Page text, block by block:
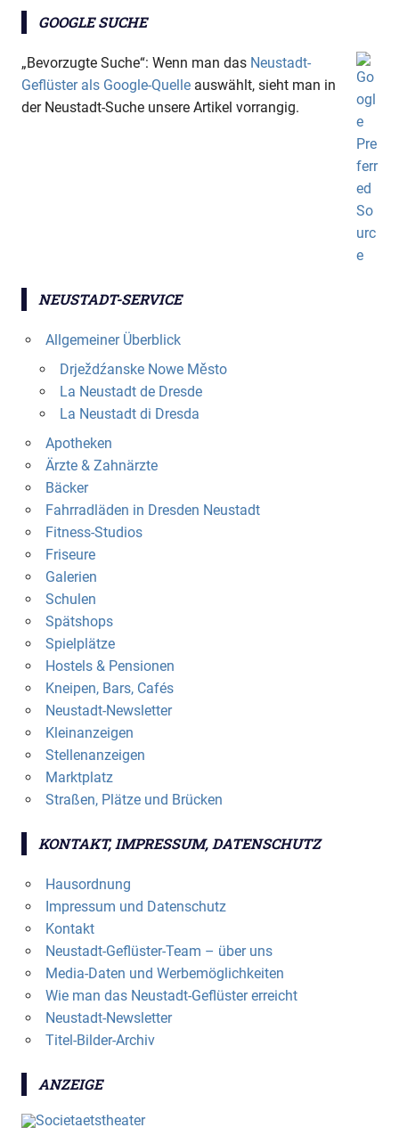
GOOGLE SUCHE
„Bevorzugte Suche“: Wenn man das Neustadt-
Geflüster als Google-Quelle auswählt, sieht man in
der Neustadt-Suche unsere Artikel vorrangig.
NEUSTADT-SERVICE
Allgemeiner Überblick
Drježdźanske Nowe Město
La Neustadt de Dresde
La Neustadt di Dresda
Apotheken
Ärzte & Zahnärzte
Bäcker
Fahrradläden in Dresden Neustadt
Fitness-Studios
Friseure
Galerien
Schulen
Spätshops
Spielplätze
Hostels & Pensionen
Kneipen, Bars, Cafés
Neustadt-Newsletter
Kleinanzeigen
Stellenanzeigen
Marktplatz
Straßen, Plätze und Brücken
KONTAKT, IMPRESSUM, DATENSCHUTZ
Hausordnung
Impressum und Datenschutz
Kontakt
Neustadt-Geflüster-Team – über uns
Media-Daten und Werbemöglichkeiten
Wie man das Neustadt-Geflüster erreicht
Neustadt-Newsletter
Titel-Bilder-Archiv
ANZEIGE